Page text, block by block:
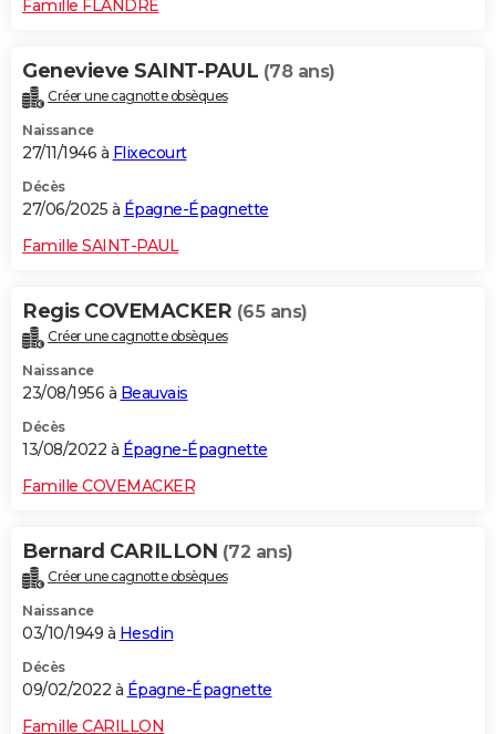
Dictionnaire
Biographies
Citations
Expressions
Proverbes
PROGRAMME TV
COPAINS D'AVANT
S'inscrire
Se connecter
Lycées
Collèges
Primaires
Universités
Entreprises
Service militaire
Avis de recherche
AVIS DE DÉCÈS
Famille FLANDRE
Genevieve SAINT-PAUL (78 ans)
Créer une cagnotte obsèques
Naissance
27/11/1946 à Flixecourt
Décès
27/06/2025 à Épagne-Épagnette
Famille SAINT-PAUL
Regis COVEMACKER (65 ans)
Créer une cagnotte obsèques
Naissance
23/08/1956 à Beauvais
Décès
13/08/2022 à Épagne-Épagnette
Famille COVEMACKER
Bernard CARILLON (72 ans)
Créer une cagnotte obsèques
Naissance
03/10/1949 à Hesdin
Décès
09/02/2022 à Épagne-Épagnette
Famille CARILLON